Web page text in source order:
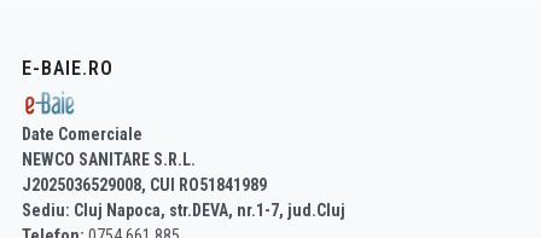
E-BAIE.RO
Date Comerciale
NEWCO SANITARE S.R.L.
J2025036529008, CUI RO51841989
Sediu: Cluj Napoca, str.DEVA, nr.1-7, jud.Cluj